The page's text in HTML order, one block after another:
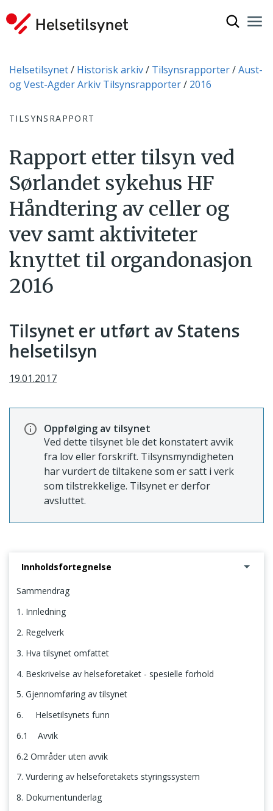
Du er her:
Helsetilsynet Historisk arkiv Tilsynsrapporter
Aust-
og Vest-Agder Arkiv Tilsynsrapporter
2016
TILSYNSRAPPORT
Rapport etter tilsyn ved
Sørlandet sykehus HF
Håndtering av celler og
vev samt aktiviteter
knyttet til organdonasjon
2016
Tilsynet er utført av Statens
helsetilsyn
19.01.2017
Oppfølging av tilsynet
Ved dette tilsynet ble det konstatert avvik
fra lov eller forskrift. Tilsynsmyndigheten
har vurdert de tiltakene som er satt i verk
som tilstrekkelige. Tilsynet er derfor
avsluttet.
Innholdsfortegnelse
Sammendrag
1. Innledning
2. Regelverk
3. Hva tilsynet omfattet
4. Beskrivelse av helseforetaket - spesielle forhold
5. Gjennomføring av tilsynet
6. Helsetilsynets funn
6.1 Avvik
6.2 Områder uten avvik
7. Vurdering av helseforetakets styringssystem
8. Dokumentunderlag